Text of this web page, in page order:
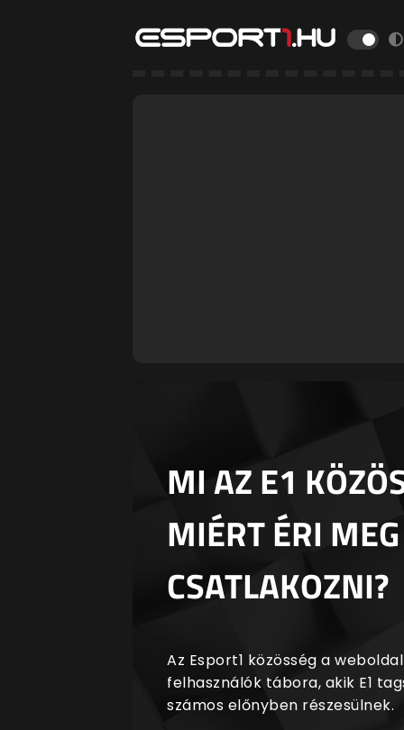
MI AZ E1
MIÉRT ÉRI MEG
CSATLAKOZNI?
Az Esport1 közösség a
felhasználók tábora, akik E1
számos előnyben részesülnek.